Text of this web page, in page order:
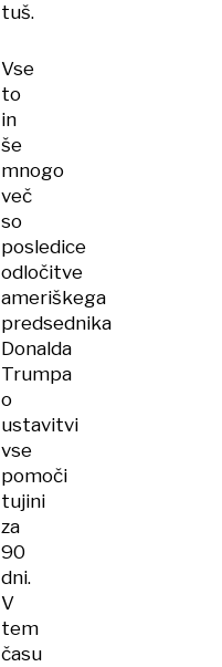
tuš.
Vse
to
in
še
mnogo
več
so
posledice
odločitve
ameriškega
predsednika
Donalda
Trumpa
o
ustavitvi
vse
pomoči
tujini
za
90
dni.
V
tem
času